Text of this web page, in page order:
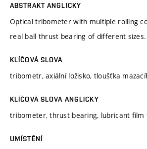
ABSTRAKT ANGLICKY
Optical tribometer with multiple rolling
real ball thrust bearing of different sizes.
KLÍČOVÁ SLOVA
tribometr, axiální ložisko, tloušťka
KLÍČOVÁ SLOVA ANGLICKY
tribometer, thrust bearing, lubricant film
UMÍSTĚNÍ